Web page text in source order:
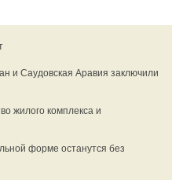
и Саудовская Аравия заключили
жилого комплекса и
форме останутся без